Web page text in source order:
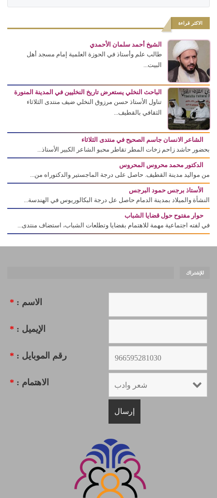
الاكثر قراءة
الشيخ أحمد سلمان الأحمدي
طالب علم وأستاذ في الحوزة العلمية إمام مسجد أهل
البيت...
الباحث النخلي يستعرض تاريخ النخليين في المدينة المنورة
تناول الأستاذ حسن مرزوق النخلي ضيف منتدى الثلاثاء
الثقافي بالقطيف...
الشاعر الانسان جاسم الصحيح في منتدى الثلاثاء
بحضور حاشد زاحم زخات المطر تقاطر محبو الشاعر الكبير الأستاذ...
الدكتور محمد محروس المحروس
من مواليد مدينة القطيف. حاصل على درجة الماجستير والدكتوراه من...
الأستاذ برجس حمود البرجس
النشأة والميلاد بمدينة الدمام حاصل عل درجة البكالوريوس في الهندسة...
حوار مفتوح حول قضايا الشباب
في لفته اجتماعية مهمة للاهتمام بقضايا وتطلعات الشباب، استضاف منتدى...
للإشتراك
الاسم : *
الإيميل : *
رقم الموبايل : *
الاهتمام : *